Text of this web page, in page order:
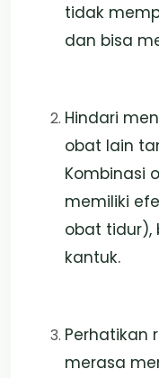
tidak
dan bisa
Hindari
obat lain
Kombinasi
memiliki
obat tidur),
kantuk.
Perhatikan
merasa